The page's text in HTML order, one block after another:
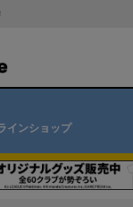
インショップ